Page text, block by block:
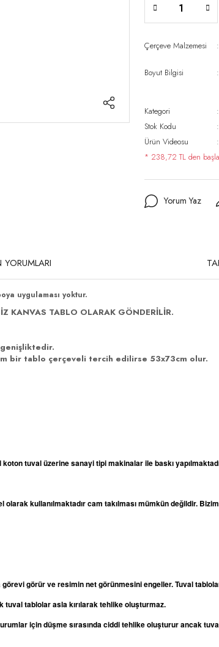
Çerçeve Malzemesi
Boyut Bilgisi
Kategori
Stok Kodu
Ürün Videosu
* 238,72 TL den
Yorum Yaz
YORUMLARI
uygulaması yoktur.
KANVAS TABLO OLARAK GÖNDERİLİR.
bir tablo çerçeveli tercih edilirse 53x73cm olur.
koton tuval üzerine sanayi tipi makinalar ile baskı
kullanılmaktadır cam takılması mümkün değildir.
görevi görür ve resimin net görünmesini engeller. Tuval
tuval tablolar asla kırılarak tehlike oluşturmaz.
için düşme sırasında ciddi tehlike oluşturur ancak